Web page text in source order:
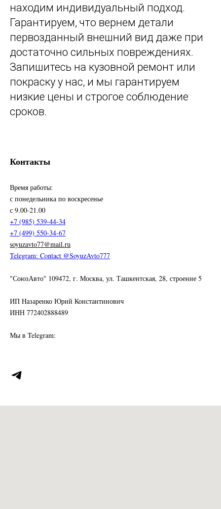
находим индивидуальный подход.
Гарантируем, что вернем детали
первозданный внешний вид даже при
достаточно сильных повреждениях.
Запишитесь на кузовной ремонт или
покраску у нас, и мы гарантируем
низкие цены и строгое соблюдение
сроков.
Контакты
Время работы:
с понедельника по воскресенье
с 9.00-21.00
+7 (985) 539-44-34
+7 (499) 550-34-67
soyuzavto77@mail.ru
Telegram: Contact @SoyuzAvto777
"СоюзАвто" 109472, г. Москва, ул. Ташкентская, 28, строение 5
ИП Назаренко Юрий Константинович
ИНН 772402888489
Мы в Telegram: